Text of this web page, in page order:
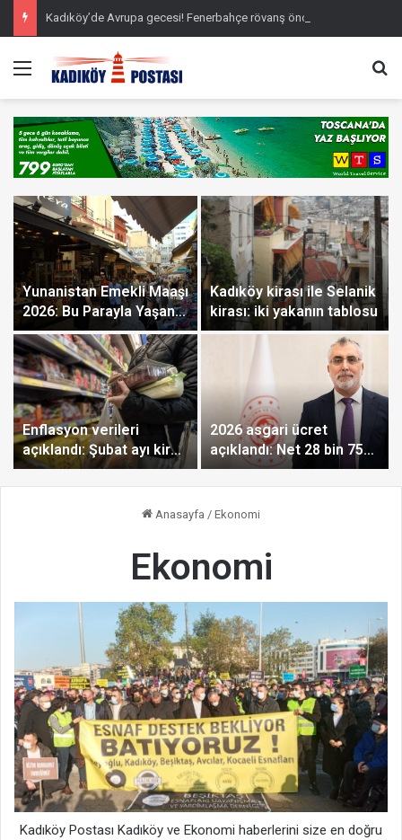
Menü
Yunanistan Emekli Maaşı
2026: Bu Parayla Yaşanır
mı
Kadıköy kirası ile Selanik
kirası: iki yakanın tablosu
Enflasyon verileri
açıklandı: Şubat ayı kira
zammı ortaya çıktı
2026 asgari ücret
açıklandı: Net 28 bin 75
lira
Anasayfa / Ekonomi
Ekonomi
Kadıköy Postası Kadıköy ve Ekonomi haberlerini size en doğru